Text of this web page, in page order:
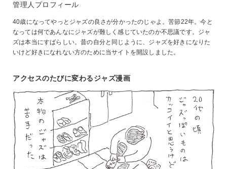
管理人プロフィール
40歳になってやっとジャズの良さが分かったのじゃよ。苦節22年。今と
なっては何であんなにジャズが難しく感じていたのか不思議です。ジャ
ズは本当にすばらしい。昔の自分と同じように、ジャズを好きになりた
いけど好きになれない方のために当サイトを開設しました。
アクセスのたびに変わるジャズ漫画